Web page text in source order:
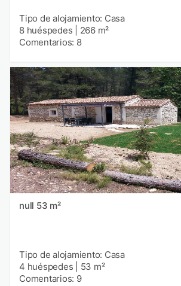
Tipo de alojamiento: Casa
8 huéspedes
266 m²
Comentarios: 8
null 53 m²
Tipo de alojamiento: Casa
4 huéspedes
53 m²
Comentarios: 9